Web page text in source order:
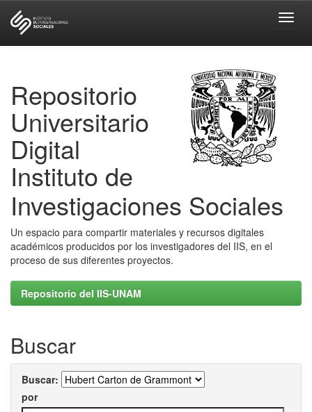
Repositorio
Universitario
Digital
Instituto de
Investigaciones Sociales
Un espacio para compartir materiales y recursos digitales
académicos producidos por los investigadores del IIS, en el
proceso de sus diferentes proyectos.
Repositorio del IIS-UNAM
Buscar
Buscar:
por